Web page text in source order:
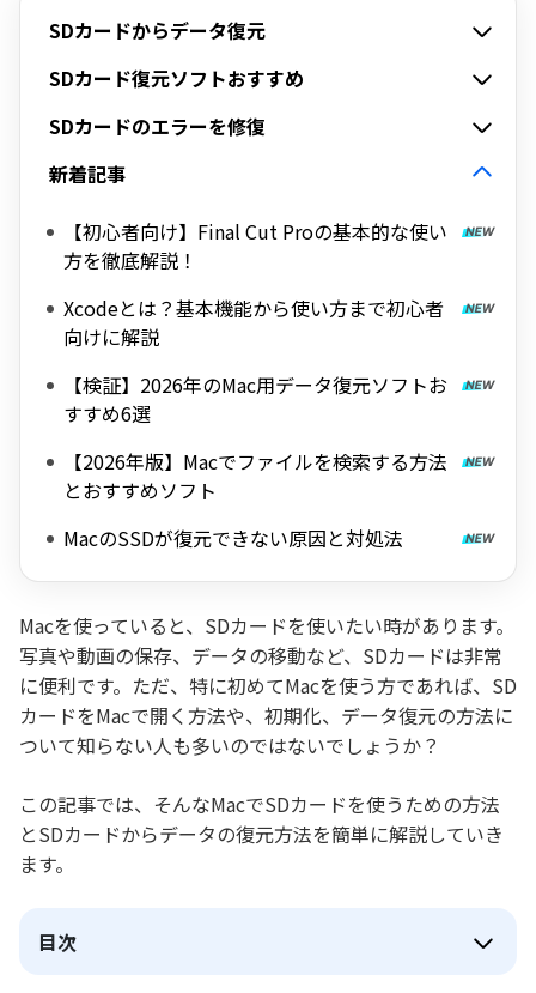
SDカードからデータ復元
SDカード復元ソフトおすすめ
SDカードのエラーを修復
新着記事
【初心者向け】Final Cut Proの基本的な使い
方を徹底解説！
Xcodeとは？基本機能から使い方まで初心者
向けに解説
【検証】2026年のMac用データ復元ソフトお
すすめ6選
【2026年版】Macでファイルを検索する方法
とおすすめソフト
MacのSSDが復元できない原因と対処法
Macを使っていると、SDカードを使いたい時があります。
写真や動画の保存、データの移動など、SDカードは非常
に便利です。ただ、特に初めてMacを使う方であれば、SD
カードをMacで開く方法や、初期化、データ復元の方法に
ついて知らない人も多いのではないでしょうか？
この記事では、そんなMacでSDカードを使うための方法
とSDカードからデータの復元方法を簡単に解説していき
ます。
目次